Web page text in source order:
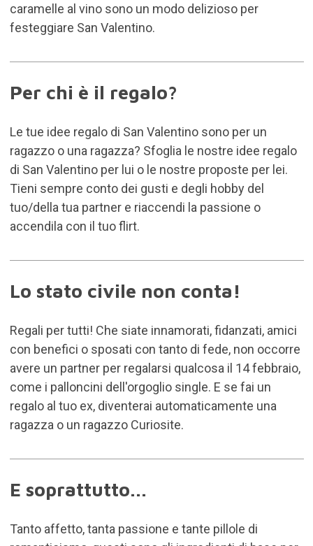
caramelle al vino sono un modo delizioso per
festeggiare San Valentino.
Per chi è il regalo?
Le tue idee regalo di San Valentino sono per un
ragazzo o una ragazza? Sfoglia le nostre idee regalo
di San Valentino per lui o le nostre proposte per lei.
Tieni sempre conto dei gusti e degli hobby del
tuo/della tua partner e riaccendi la passione o
accendila con il tuo flirt.
Lo stato civile non conta!
Regali per tutti! Che siate innamorati, fidanzati, amici
con benefici o sposati con tanto di fede, non occorre
avere un partner per regalarsi qualcosa il 14 febbraio,
come i palloncini dell'orgoglio single. E se fai un
regalo al tuo ex, diventerai automaticamente una
ragazza o un ragazzo Curiosite.
E soprattutto...
Tanto affetto, tanta passione e tante pillole di